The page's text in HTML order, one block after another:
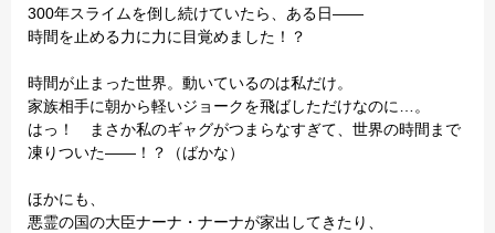
300年スライムを倒し続けていたら、ある日――
時間を止める力に力に目覚めました！？
時間が止まった世界。動いているのは私だけ。
家族相手に朝から軽いジョークを飛ばしただけなのに…。
はっ！ まさか私のギャグがつまらなすぎて、世界の時間まで
凍りついた――！？（ばかな）
ほかにも、
悪霊の国の大臣ナーナ・ナーナが家出してきたり、